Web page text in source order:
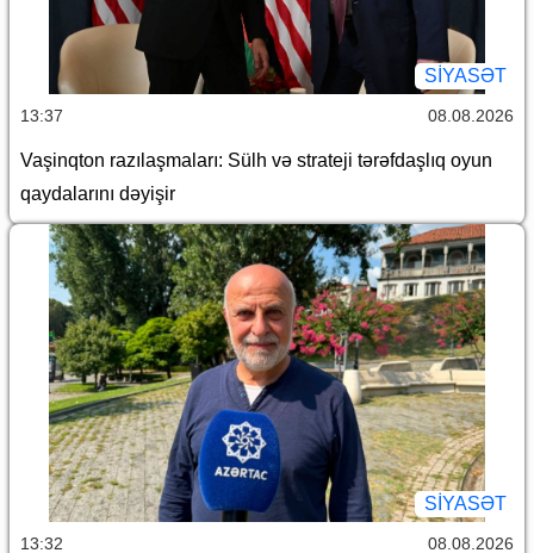
SİYASƏT
13:37 08.08.2026
Vaşinqton razılaşmaları: Sülh və strateji tərəfdaşlıq oyun
qaydalarını dəyişir
SİYASƏT
13:32 08.08.2026